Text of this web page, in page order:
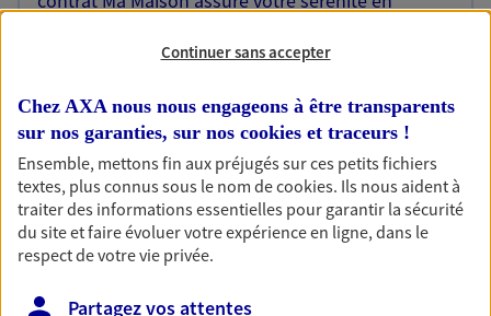
Découvrir l'offre Habitation
OBTENIR UN TARIF EN LIGNE
Garantie Accidents de la Vie
Bricoleuse, féru de jardinage, pâtissier en herbe
ou grande lectrice… personne n'est à l'abri d'un
accident du quotidien. Avec Ma Protection
Accident, protégez votre qualité de vie et vos
Continuer sans accepter
Chez AXA nous nous engageons à être transparents
sur nos garanties, sur nos cookies et traceurs !
Ensemble, mettons fin aux préjugés sur ces petits fichiers
textes, plus connus sous le nom decookies. Ils nous aident à
traiter des informations essentielles pour garantir la sécurité
du site et faire évoluer votre expérience en ligne, dans le
respect de votre vie privée.
Partagez vos attentes